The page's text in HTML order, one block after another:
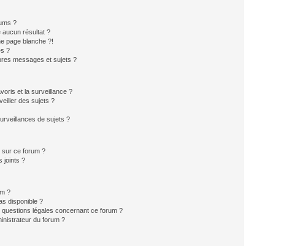
?
aucun résultat ?
page blanche ?!
?
messages et sujets ?
et la surveillance ?
des sujets ?
de sujets ?
sur ce forum ?
joints ?
?
disponible ?
légales concernant ce forum ?
du forum ?